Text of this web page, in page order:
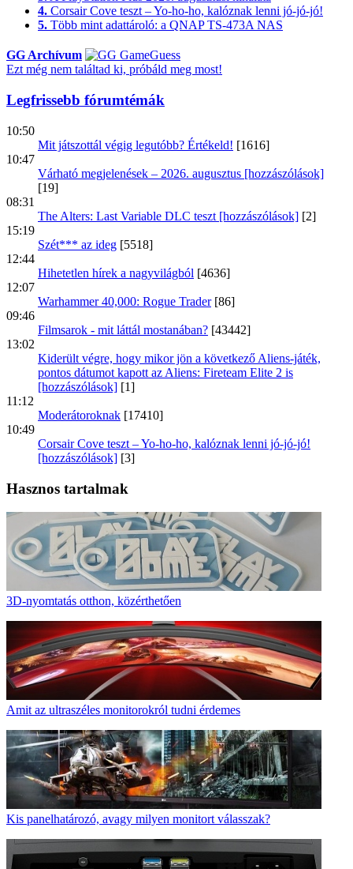
4. Corsair Cove teszt – Yo-ho-ho, kalóznak lenni jó-jó-jó!
5. Több mint adattároló: a QNAP TS-473A NAS
GG Archívum
Ezt még nem találtad ki, próbáld meg most!
Legfrissebb fórumtémák
10:50
Mit játszottál végig legutóbb? Értékeld! [1616]
10:47
Várható megjelenések – 2026. augusztus [hozzászólások]
[19]
08:31
The Alters: Last Variable DLC teszt [hozzászólások] [2]
15:19
Szét*** az ideg [5518]
12:44
Hihetetlen hírek a nagyvilágból [4636]
12:07
Warhammer 40,000: Rogue Trader [86]
09:46
Filmsarok - mit láttál mostanában? [43442]
13:02
Kiderült végre, hogy mikor jön a következő Aliens-játék,
pontos dátumot kapott az Aliens: Fireteam Elite 2 is
[hozzászólások] [1]
11:12
Moderátoroknak [17410]
10:49
Corsair Cove teszt – Yo-ho-ho, kalóznak lenni jó-jó-jó!
[hozzászólások] [3]
Hasznos tartalmak
3D-nyomtatás otthon, közérthetően
Amit az ultraszéles monitorokról tudni érdemes
Kis panelhatározó, avagy milyen monitort válasszak?